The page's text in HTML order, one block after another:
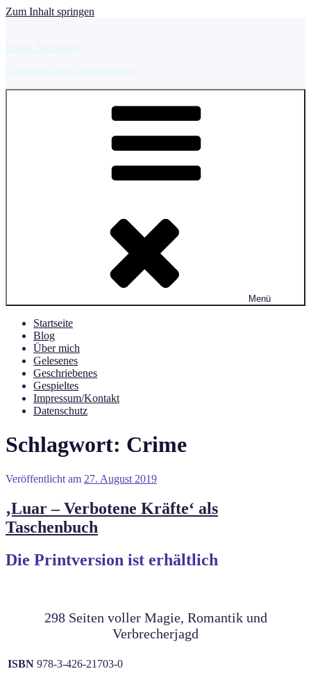
Zum Inhalt springen
Ranas Buchsalat
Gelesenes und Geschriebenes
Menü
Startseite
Blog
Über mich
Gelesenes
Geschriebenes
Gespieltes
Impressum/Kontakt
Datenschutz
Schlagwort: Crime
Veröffentlicht am 27. August 2019
‚Luar – Verbotene Kräfte‘ als
Taschenbuch
Die Printversion ist erhältlich
298 Seiten voller Magie, Romantik und
Verbrecherjagd
ISBN 978-3-426-21703-0